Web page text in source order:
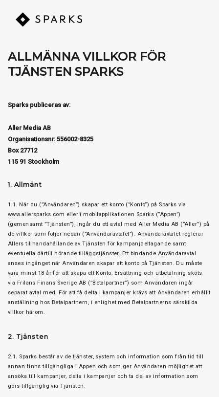
ALLMÄNNA VILLKOR FÖR
TJÄNSTEN SPARKS
Sparks publiceras av:
Aller Media AB
Organisationsnr: 556002-8325
Box 27712
115 91 Stockholm
1. Allmänt
1.1. När du (”Användaren”) skapar ett konto (”Konto”) på Sparks via
www.allersparks.com eller i mobilapplikationen Sparks (”Appen”)
(gemensamt ”Tjänsten”), ingår du ett avtal med Aller Media AB (”Aller”) på
de villkor som följer nedan (”Användaravtalet”). Användaravtalet reglerar
Allers tillhandahållande av Tjänsten för kampanjdeltagande samt
eventuella därtill hörande tilläggstjänster. Ett bindande Användaravtal
anses ingånget när Användaren skapar ett konto på Tjänsten. Du måste
vara minst 18 år för att skapa ett Konto. Ersättning och utbetalning sköts
via Frilans Finans Sverige AB (”Betalpartner”) som Användaren ingår
separat avtal med. För att få delta i kampanjer krävs att Användaren erhållit
anställning hos Betalpartnern, i enlighet med Betalpartnerns särskilda
villkor härom.
2. Tjänsten
2.1. Sparks består av de tjänster, system och information som från tid till
annan finns tillgängliga i Appen och som ger Användaren möjlighet att
ansöka till kampanjer, delta i kampanjer och ta del av information som
görs tillgänglig via Tjänsten.